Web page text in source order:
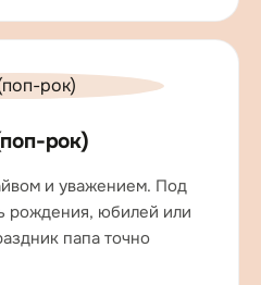
рок)
и уважением. Под
рождения, юбилей или
папа точно